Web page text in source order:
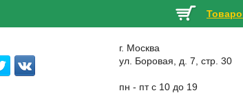
г. Москва
ул. Боровая, д. 7, стр. 30
пн - пт с 10 до 19